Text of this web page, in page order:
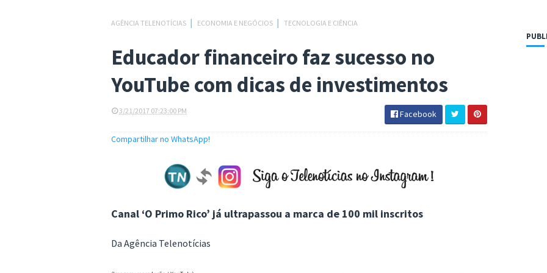
AGÊNCIA TELENOTÍCIAS ECONOMIA E NEGÓCIOS TECNOLOGIA E CIÊNCIA
Educador financeiro faz sucesso no
YouTube com dicas de investimentos
3/21/2017 07:23:00 PM Facebook
Compartilhar no WhatsApp!
Canal ‘O Primo Rico’ já ultrapassou a marca de 100 mil inscritos
Da Agência Telenotícias